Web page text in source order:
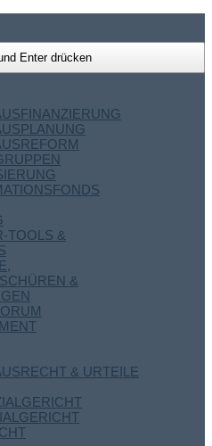
TOOLS &
&
& URTEILE